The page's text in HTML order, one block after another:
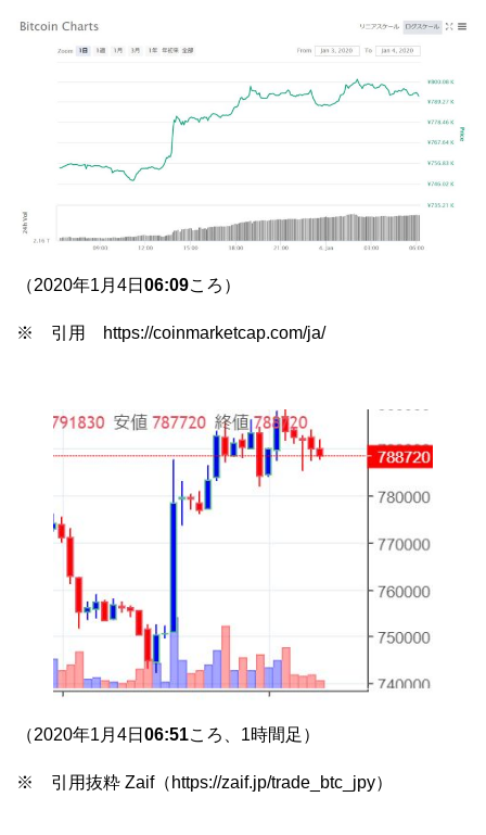
（2020年1月4日 06:09ころ）
※ 引用 https://coinmarketcap.com/ja/
（2020年1月4日 06:51ころ、1時間足）
※ 引用抜粋 Zaif（https://zaif.jp/trade_btc_jpy）